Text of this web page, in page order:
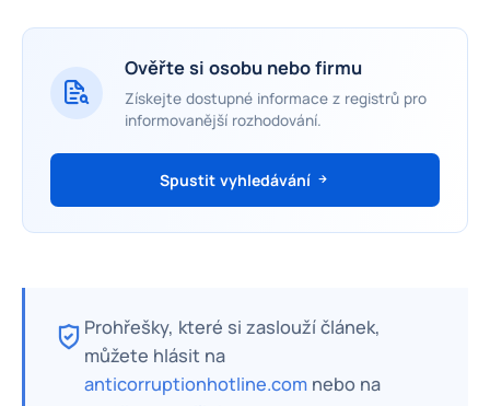
Ověřte si osobu nebo firmu
Získejte dostupné informace z registrů pro
informovanější rozhodování.
Spustit vyhledávání
Prohřešky, které si zaslouží článek,
můžete hlásit na
anticorruptionhotline.com nebo na